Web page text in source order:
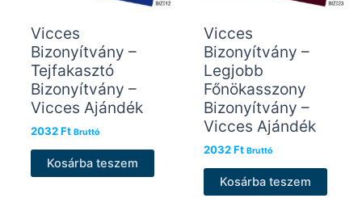
Vicces
Bizonyítvány –
Tejfakasztó
Bizonyítvány –
Vicces Ajándék
2032Ft Bruttó
Kosárba teszem
Vicces
Bizonyítvány –
Legjobb
Főnökasszony
Bizonyítvány –
Vicces Ajándék
2032Ft Bruttó
Kosárba teszem